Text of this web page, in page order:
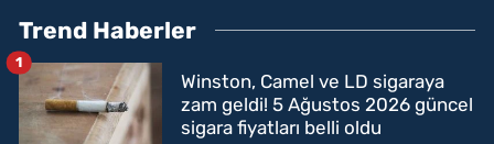
Trend Haberler
Winston, Camel ve LD sigaraya
zam geldi! 5 Ağustos 2026 güncel
sigara fiyatları belli oldu
1